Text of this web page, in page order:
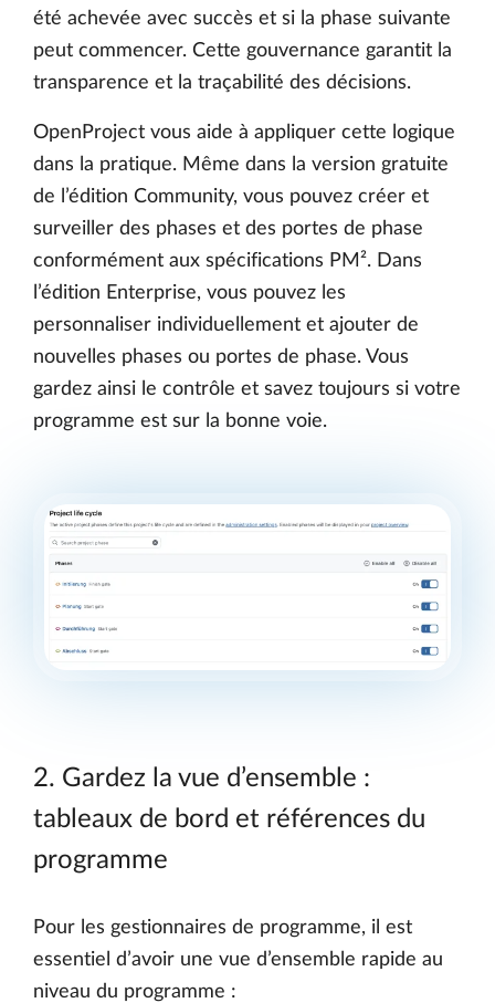
été achevée avec succès et si la phase suivante
peut commencer. Cette gouvernance garantit la
transparence et la traçabilité des décisions.
OpenProject vous aide à appliquer cette logique
dans la pratique. Même dans la version gratuite
de l’édition Community, vous pouvez créer et
surveiller des phases et des portes de phase
conformément aux spécifications PM². Dans
l’édition Enterprise, vous pouvez les
personnaliser individuellement et ajouter de
nouvelles phases ou portes de phase. Vous
gardez ainsi le contrôle et savez toujours si votre
programme est sur la bonne voie.
2. Gardez la vue d’ensemble :
tableaux de bord et références du
programme
Pour les gestionnaires de programme, il est
essentiel d’avoir une vue d’ensemble rapide au
niveau du programme :